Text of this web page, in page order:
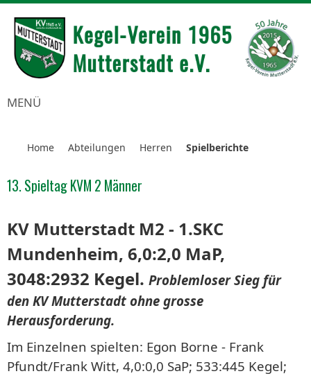
MENÜ
Home Abteilungen Herren Spielberichte
13. Spieltag KVM 2 Männer
KV Mutterstadt M2 - 1.SKC
Mundenheim, 6,0:2,0 MaP,
3048:2932 Kegel. Problemloser Sieg für
den KV Mutterstadt ohne grosse
Herausforderung.
Im Einzelnen spielten: Egon Borne - Frank
Pfundt/Frank Witt, 4,0:0,0 SaP; 533:445 Kegel;